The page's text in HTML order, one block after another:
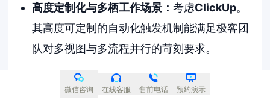
高度定制化与多栖工作场景： 考虑ClickUp。
其高度可定制的自动化触发机制能满足极客团
队对多视图与多流程并行的苛刻要求。
总结而言，2026年的流程自动化需求管理已从
微信咨询 在线客服 售前电话 预约演示